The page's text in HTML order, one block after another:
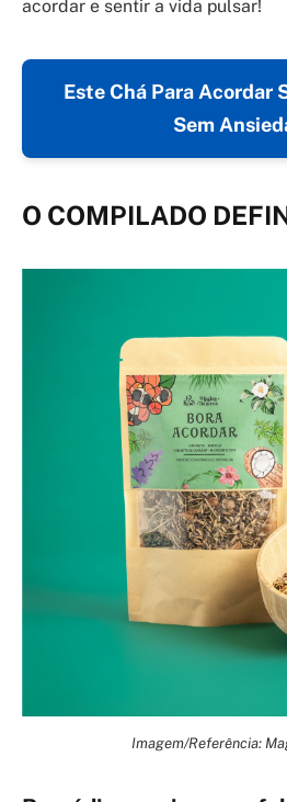
acordar e sentir a vida pulsar!
Este Chá Para Acordar
Sem
O COMPILADO
Imagem/Referência: